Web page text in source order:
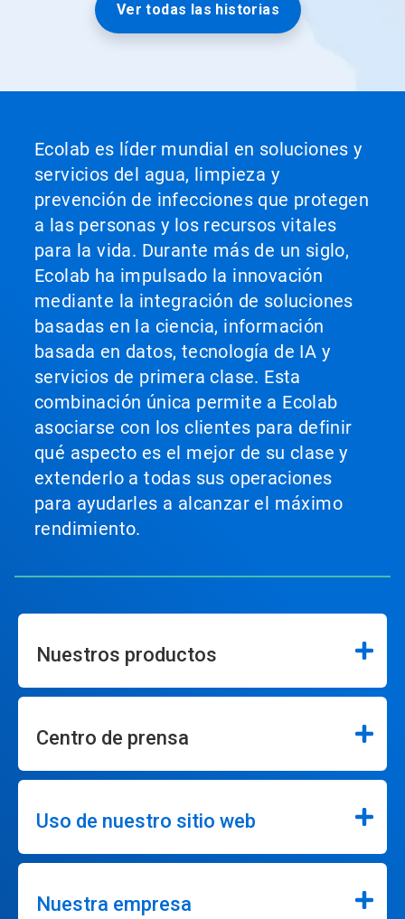
Ver todas las historias
Ecolab es líder mundial en soluciones y
servicios del agua, limpieza y
prevención de infecciones que protegen
a las personas y los recursos vitales
para la vida. Durante más de un siglo,
Ecolab ha impulsado la innovación
mediante la integración de soluciones
basadas en la ciencia, información
basada en datos, tecnología de IA y
servicios de primera clase. Esta
combinación única permite a Ecolab
asociarse con los clientes para definir
qué aspecto es el mejor de su clase y
extenderlo a todas sus operaciones
para ayudarles a alcanzar el máximo
rendimiento.
Nuestros productos
Centro de prensa
Uso de nuestro sitio web
Nuestra empresa